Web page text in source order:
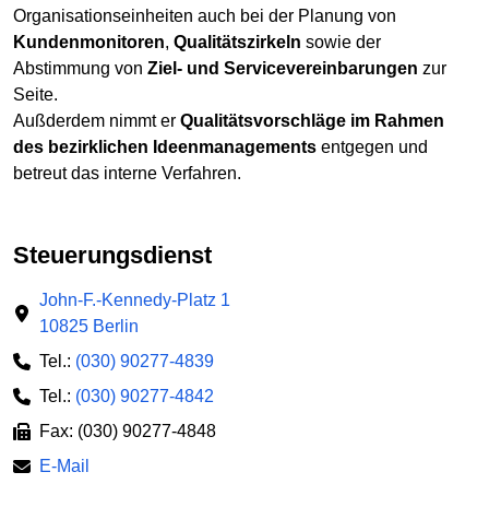
Organisationseinheiten auch bei der Planung von
Kundenmonitoren, Qualitätszirkeln sowie der
Abstimmung von Ziel- und Servicevereinbarungen zur
Seite.
Außderdem nimmt er Qualitätsvorschläge im Rahmen
des bezirklichen Ideenmanagements entgegen und
betreut das interne Verfahren.
Steuerungsdienst
John-F.-Kennedy-Platz 1
10825 Berlin
Tel.: (030) 90277-4839
Tel.: (030) 90277-4842
Fax: (030) 90277-4848
E-Mail